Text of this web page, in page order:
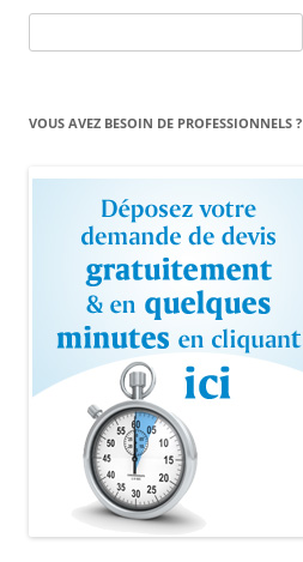
VOUS AVEZ BESOIN DE PROFESSIONNELS ?